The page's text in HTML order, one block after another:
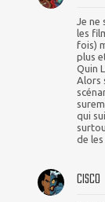
Je ne
les
fois)
plus
Quin
Alors
qui
de
CISCO